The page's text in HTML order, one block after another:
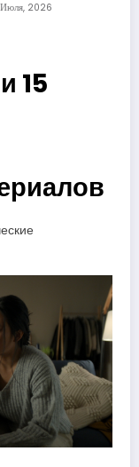
2026
15